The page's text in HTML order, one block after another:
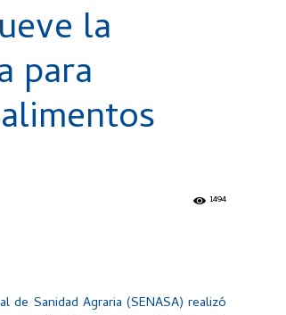
la
para
1494
de Sanidad Agraria (SENASA) realizó